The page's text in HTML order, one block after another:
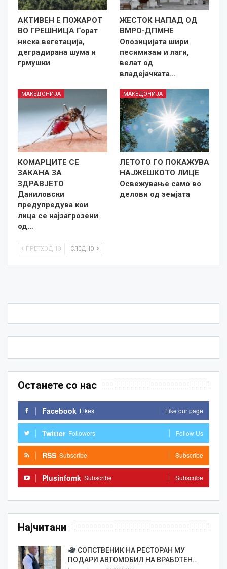
АКТИВЕН Е ПОЖАРОТ
ВО ГРЕШНИЦА Горат
ниска вегетација,
деградирана шума и
грмушки
ЖЕСТОК НАПАД ОД
ВМРО-ДПМНЕ
Опозицијата шири
песимизам и лаги,
велат од
владејачката…
МАКЕДОНИЈА
КОМАРЦИТЕ СЕ
ЗАКАНА ЗА
ЗДРАВЈЕТО
Даниловски
предупредува кои
лица се најзагрозени
од…
МАКЕДОНИЈА
ЛЕТОТО ГО ПОКАЖУВА
НАЈЖЕШКОТО ЛИЦE
Освежување само во
делови од земјата
ПРЕТХОДНО СЛЕДНО
Останете со нас
Facebook Likes Like our page
Twitter Followers Follow Us
RSS Subscribe Subscribe
Plusinfomk Subscribe Subscribe
Најчитани
СОПСТВЕНИК НА РЕСТОРАН МУ
ПОДАРИ АВТОМОБИЛ НА ВРАБОТЕН…